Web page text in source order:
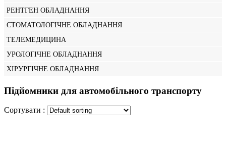
РЕНТГЕН ОБЛАДНАННЯ
СТОМАТОЛОГІЧНЕ ОБЛАДНАННЯ
ТЕЛЕМЕДИЦИНА
УРОЛОГІЧНЕ ОБЛАДНАННЯ
ХІРУРГІЧНЕ ОБЛАДНАННЯ
Підйомники для автомобільного транспорту
Сортувати :